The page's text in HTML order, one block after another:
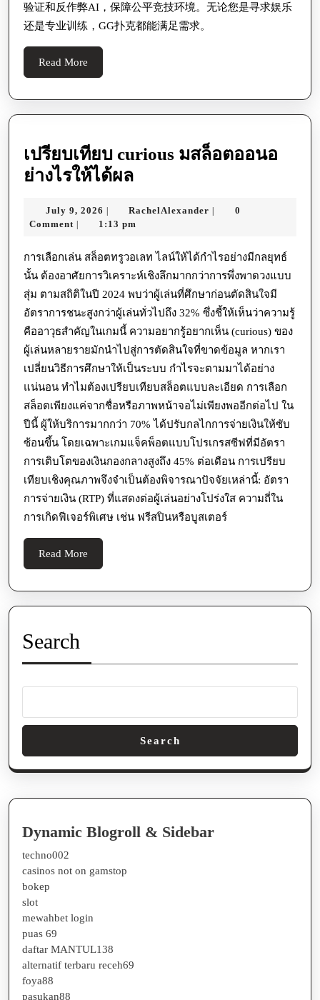
验证和反作弊AI，保障公平竞技环境。无论您是寻求娱乐
还是专业训练，GG扑克都能满足需求。
Read More
More
เปรียบเทียบ curious มสล็อตออนอ
ย่างไรให้ได้ผลเปรียบ
curious
สล็อต
ออ
นอ
ย่าง
ไร
ให้
ได้
ผล
July 9, 2026 July
9,
| RachelAlexander RachelAlexander
|
0
Comment | 1:13 pm
การเลือกเล่น สล็อตทรูวอเลท ไลน์ให้ได้กำไรอย่างมีกลยุทธ์
นั้น ต้องอาศัยการวิเคราะห์เชิงลึกมากกว่าการพึ่งพาดวงแบบ
สุ่ม ตามสถิติในปี 2024 พบว่าผู้เล่นที่ศึกษาก่อนตัดสินใจมี
อัตราการชนะสูงกว่าผู้เล่นทั่วไปถึง 32% ซึ่งชี้ให้เห็นว่าความรู้
คืออาวุธสำคัญในเกมนี้ ความอยากรู้อยากเห็น (curious) ของ
ผู้เล่นหลายรายมักนำไปสู่การตัดสินใจที่ขาดข้อมูล หากเรา
เปลี่ยนวิธีการศึกษาให้เป็นระบบ กำไรจะตามมาได้อย่าง
แน่นอน ทำไมต้องเปรียบเทียบสล็อตแบบละเอียด การเลือก
สล็อตเพียงแค่จากชื่อหรือภาพหน้าจอไม่เพียงพออีกต่อไป ใน
ปีนี้ ผู้ให้บริการมากกว่า 70% ได้ปรับกลไกการจ่ายเงินให้ซับ
ซ้อนขึ้น โดยเฉพาะเกมแจ็คพ็อตแบบโปรเกรสซีฟที่มีอัตรา
การเติบโตของเงินกองกลางสูงถึง 45% ต่อเดือน การเปรียบ
เทียบเชิงคุณภาพจึงจำเป็นต้องพิจารณาปัจจัยเหล่านี้: อัตรา
การจ่ายเงิน (RTP) ที่แสดงต่อผู้เล่นอย่างโปร่งใส ความถี่ใน
การเกิดฟีเจอร์พิเศษ เช่น ฟรีสปินหรือบูสเตอร์
Read More
More
Search
Search
Dynamic Blogroll & Sidebar
techno002
casinos not on gamstop
bokep
slot
mewahbet login
puas 69
daftar MANTUL138
alternatif terbaru receh69
foya88
pasukan88